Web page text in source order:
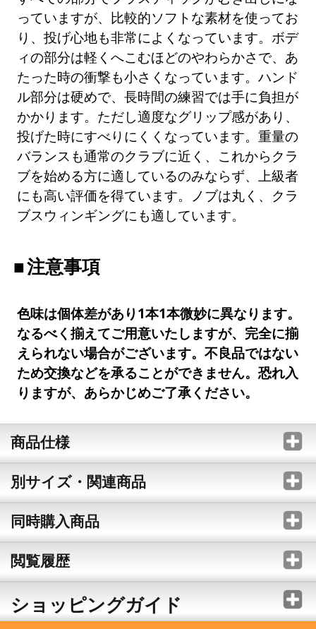
っていますが、比較的ソフトな素材を使ってお
り、投げ心地も非常によくなっています。ボデ
ィの部分は軽くへこむほどのやわらかさで、あ
たった時の衝撃も小さくなっています。ハンド
ル部分は硬めで、長時間の練習では手に負担が
かかります。ただし適度なグリップ感があり、
投げた時にすべりにくくなっています。重量の
バランスも通常のクラブに近く、これからクラ
ブを始める方に適しているのみならず、上級者
にも高い評価を得ています。ノブは丸く、クラ
ブスウィンギングにも適しています。
注意事項
色味は個体差があり1本1本微妙に異なります。
なるべく揃えてご用意いたしますが、完全に揃
えられない場合がございます。不良品ではない
ため交換などを承ることができません。恐れ入
りますが、あらかじめご了承ください。
商品仕様
別サイズ・関連商品
同時購入商品
閲覧履歴
ショッピングガイド